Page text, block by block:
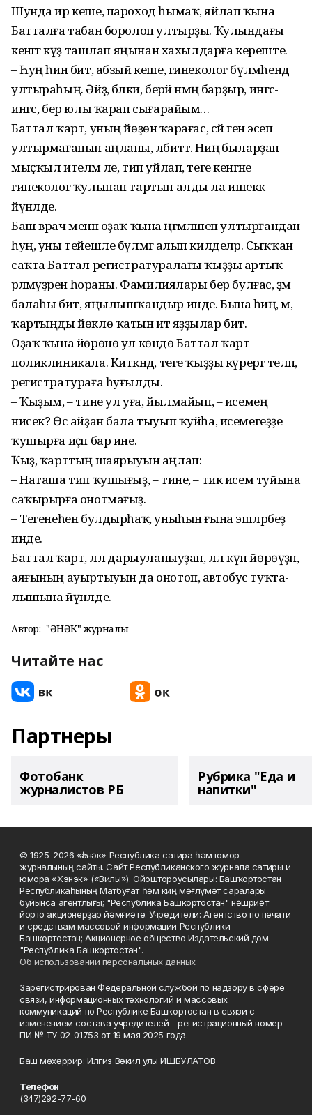
Шунда ир кеше, пароход һымаҡ, яйлап ҡына
Батталға табан боролоп ултырҙы. Ҡулындағы
кенәгәгә күҙ ташлап яңынан хахылдарға кереште.
– Һуң һин бит, абзый кеше, гинеколог бүлмәһендә
ултыраһың. Әйҙә, бәлки, берәй нәмәң барҙыр, ингәс-
ингәс, бер юлы ҡарап сығарайым…
Баттал ҡарт, уның йөҙөнә ҡарағас, сәй генә эсеп
ултырмағанын аң­ланы, әлбиттә. Ниңә быларҙан
мыҫҡыл ителәм әле, тип уйлап, теге кенәгәне
гинеколог ҡулынан тартып алды ла ишеккә
йүнәлде.
Баш врач менән оҙаҡ ҡына әңгә­мәләшеп ултырғандан
һуң, уны тейешле бүлмәгә алып килделәр. Сыҡ­ҡан
саҡта Баттал регистра­туралағы ҡыҙҙы артыҡ
әрләмәүҙәрен һораны. Фамилиялары бер булғас, әҙәм
балаһы бит, яңылышҡандыр инде. Бына һиңә, мә,
ҡартыңды йөклө ҡатын итә яҙҙылар бит.
Оҙаҡ ҡына йөрөнө ул көндө Баттал ҡарт
поликлиникала. Киткәндә, теге ҡыҙҙы күрергә теләп,
регистратураға һуғылды.
– Ҡыҙым, – тине ул уға, йылмайып, – исемең
нисек? Өс айҙан бала тыуып ҡуйһа, исемегеҙҙе
ҡушырға иҫәп бар ине.
Ҡыҙ, ҡарттың шаярыуын аңлап:
– Наташа тип ҡушығыҙ, – тине, – тик исем туйына
саҡырырға онот­ма­ғыҙ.
– Тегенеһен булдырһаҡ, уныһын ғына эшләрбеҙ
инде.
Баттал ҡарт, әллә дарыуланыуҙан, әллә күп йөрөүҙән,
аяғының ауыртыуын да онотоп, автобус туҡта­
лышына йүнәлде.
Автор: "ҺӘНӘК" журналы
Читайте нас
Партнеры
Фотобанк
журналистов РБ
Рубрика "Еда и
напитки"
© 1925-2026 «Һәнәк» Республика сатира һәм юмор
журналының сайты. Сайт Республиканского журнала сатиры и
юмора «Хэнэк» («Вилы»). Ойоштороусылары: Башҡортостан
Республикаһының Матбуғат һәм киң мәғлүмәт саралары
буйынса агентлығы; "Республика Башкортостан" нәшриәт
йорто акционерҙар йәмғиәте. Учредители: Агентство по печати
и средствам массовой информации Республики
Башкортостан; Акционерное общество Издательский дом
"Республика Башкортостан".
Об использовании персональных данных
Зарегистрирован Федеральной службой по надзору в сфере
связи, информационных технологий и массовых
коммуникаций по Республике Башкортостан в связи с
изменением состава учредителей - регистрационный номер
ПИ № ТУ 02-01753 от 19 мая 2025 года.
Баш мөхәррир: Илгиз Вәкил улы ИШБУЛАТОВ
Телефон
(347)292-77-60